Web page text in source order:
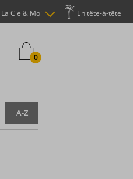
En tête-à-tête
La Cie & Moi
0
A-Z